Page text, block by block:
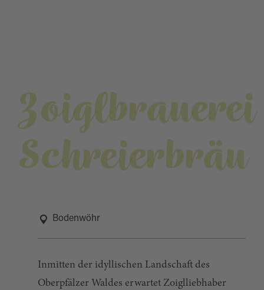
Zoiglbrauerei
Schreierbräu
Bodenwöhr
Inmitten der idyllischen Landschaft des
Oberpfälzer Waldes erwartet Zoiglliebhaber